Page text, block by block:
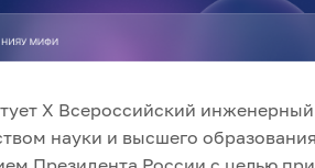
X Всероссийский
науки и высшего